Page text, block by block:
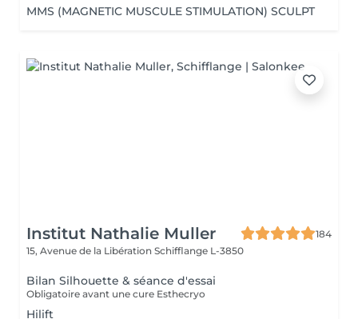
MMS (MAGNETIC MUSCULE STIMULATION) SCULPT
Institut Nathalie Muller
184
15, Avenue de la Libération Schifflange L-3850
Bilan Silhouette & séance d'essai
Obligatoire avant une cure Esthecryo
Hilift